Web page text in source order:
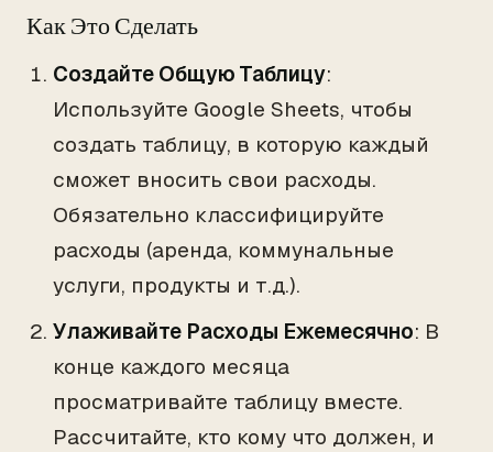
Как Это Сделать
Создайте Общую Таблицу:
Используйте Google Sheets, чтобы
создать таблицу, в которую каждый
сможет вносить свои расходы.
Обязательно классифицируйте
расходы (аренда, коммунальные
услуги, продукты и т.д.).
Улаживайте Расходы Ежемесячно: В
конце каждого месяца
просматривайте таблицу вместе.
Рассчитайте, кто кому что должен, и